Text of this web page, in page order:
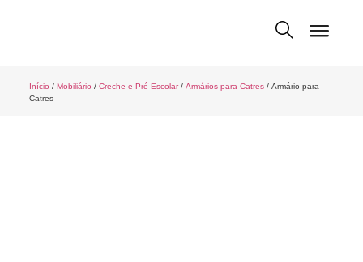
Início / Mobiliário / Creche e Pré-Escolar/ Armários para Catres/ Armário para
Catres